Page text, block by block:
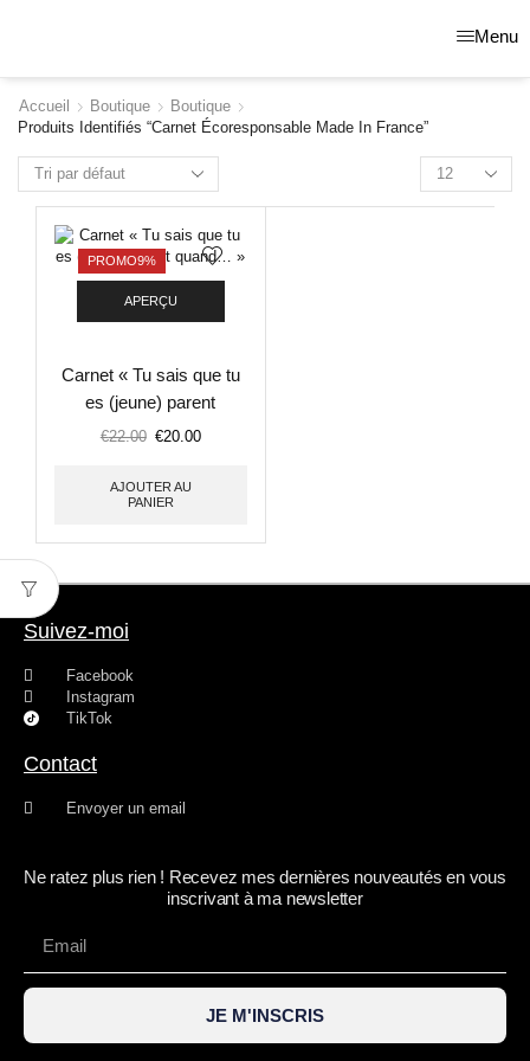
Menu
Accueil Boutique
Boutique
Produits Identifiés “carnet Écoresponsable Made In France”
PROMO9%
APERÇU
Carnet « Tu sais que tu
es (jeune) parent
quand… »
€22.00 €20.00
AJOUTER AU
PANIER
Suivez-moi
Facebook
Instagram
TikTok
Contact
Envoyer un email
Ne ratez plus rien ! Recevez mes dernières nouveautés en vous
inscrivant à ma newsletter
JE M'INSCRIS